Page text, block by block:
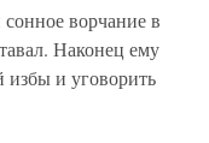
ворчание в
Наконец ему
избы и уговорить